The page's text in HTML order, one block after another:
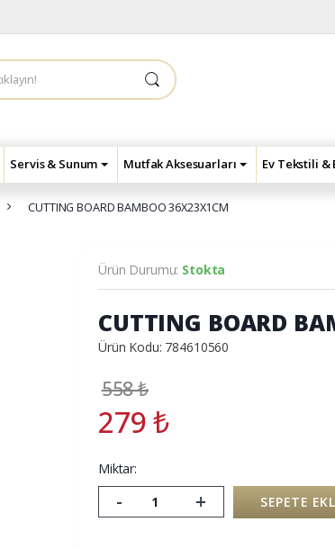
Servis & Sunum Mutfak Aksesuarları Ev Tekstili &
CUTTING BOARD BAMBOO 36X23X1CM
Ürün Durumu: Stokta
CUTTING BOARD
Ürün Kodu: 784610560
558₺
279₺
Miktar:
- + SEPETE